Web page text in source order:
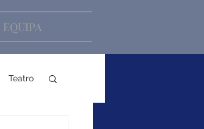
EQUIPA
Teatro